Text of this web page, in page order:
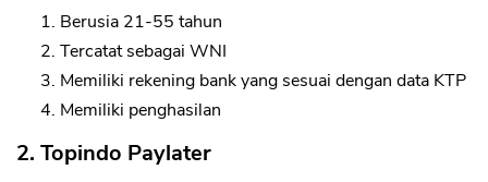
Berusia 21-55 tahun
Tercatat sebagai WNI
Memiliki rekening bank yang sesuai dengan data KTP
Memiliki penghasilan
2. Topindo Paylater